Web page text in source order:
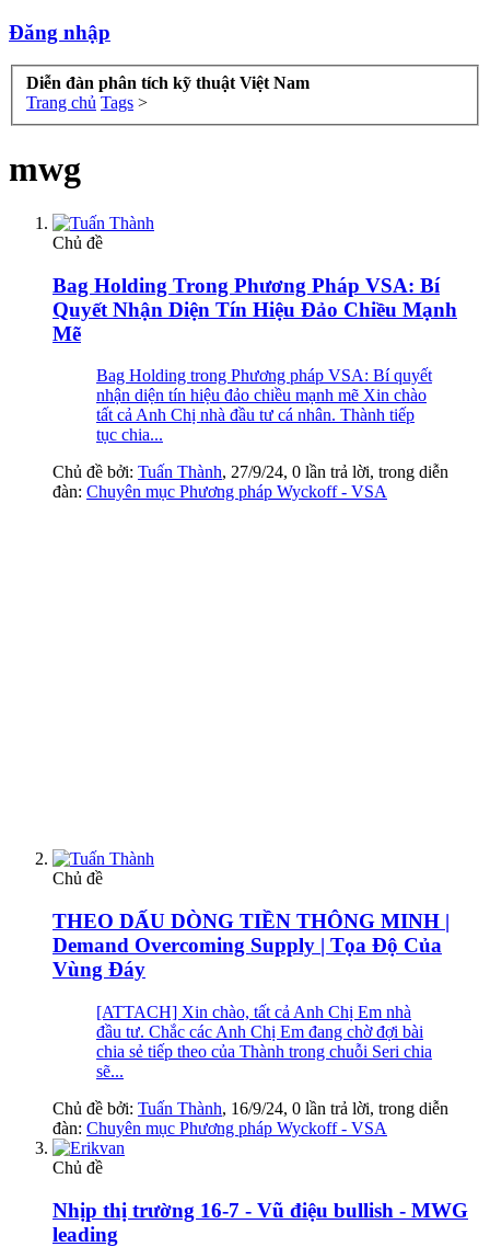
Đăng nhập
Diễn đàn phân tích kỹ thuật Việt Nam
Trang chủ Tags >
mwg
Chủ đề
Bag Holding Trong Phương Pháp VSA: Bí
Quyết Nhận Diện Tín Hiệu Đảo Chiều Mạnh
Mẽ
Bag Holding trong Phương pháp VSA: Bí quyết
nhận diện tín hiệu đảo chiều mạnh mẽ Xin chào
tất cả Anh Chị nhà đầu tư cá nhân. Thành tiếp
tục chia...
Chủ đề bởi: Tuấn Thành, 27/9/24, 0 lần trả lời, trong diễn
đàn: Chuyên mục Phương pháp Wyckoff - VSA
Chủ đề
THEO DẤU DÒNG TIỀN THÔNG MINH |
Demand Overcoming Supply | Tọa Độ Của
Vùng Đáy
[ATTACH] Xin chào, tất cả Anh Chị Em nhà
đầu tư. Chắc các Anh Chị Em đang chờ đợi bài
chia sẻ tiếp theo của Thành trong chuỗi Seri chia
sẽ...
Chủ đề bởi: Tuấn Thành, 16/9/24, 0 lần trả lời, trong diễn
đàn: Chuyên mục Phương pháp Wyckoff - VSA
Chủ đề
Nhịp thị trường 16-7 - Vũ điệu bullish - MWG
leading